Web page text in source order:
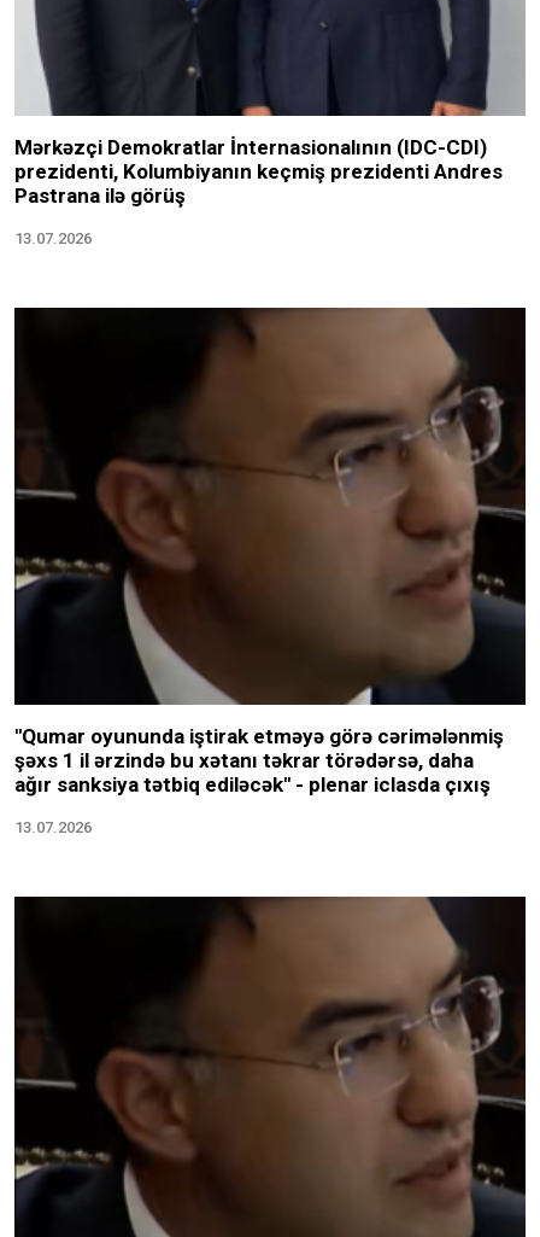
Mərkəzçi Demokratlar İnternasionalının (IDC-CDI)
prezidenti, Kolumbiyanın keçmiş prezidenti Andres
Pastrana ilə görüş
13.07.2026
"Qumar oyununda iştirak etməyə görə cərimələnmiş
şəxs 1 il ərzində bu xətanı təkrar törədərsə, daha
ağır sanksiya tətbiq ediləcək" - plenar iclasda çıxış
13.07.2026